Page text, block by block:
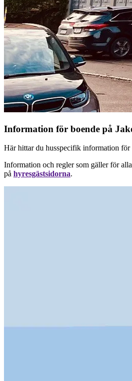
Information för boende på
Här hittar du husspecifik information för
Information och regler som gäller för
på hyresgästsidorna.